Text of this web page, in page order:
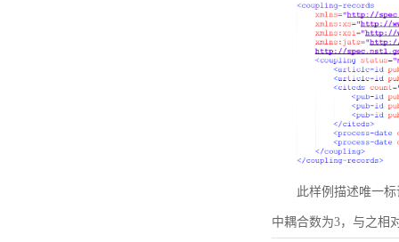
此样例描述唯一标
中耦合数为3，与之相